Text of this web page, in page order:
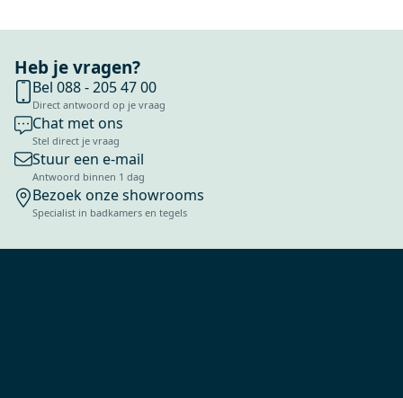
Heb je vragen?
Bel 088 - 205 47 00
Direct antwoord op je vraag
Chat met ons
Stel direct je vraag
Stuur een e-mail
Antwoord binnen 1 dag
Bezoek onze showrooms
Specialist in badkamers en tegels